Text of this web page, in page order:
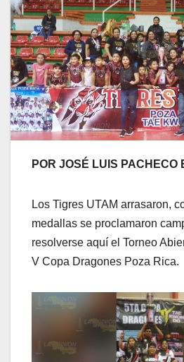
POR JOSÉ LUIS PACHECO
Los Tigres UTAM arrasaron,
medallas se proclamaron
resolverse aquí el Torneo
V Copa Dragones Poza Rica.